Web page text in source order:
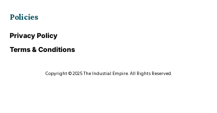
Policies
Privacy Policy
Terms & Conditions
Copyright © 2025 The Industial Empire. All Rights Reserved.